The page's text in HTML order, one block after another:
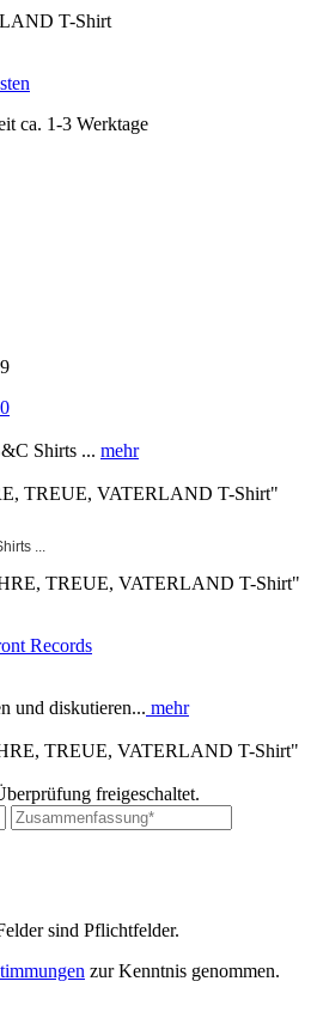
ca. 1-3 Werktage
0
Shirts ... mehr
TREUE, VATERLAND T-Shirt"
...
TREUE, VATERLAND T-Shirt"
Records
und diskutieren... mehr
TREUE, VATERLAND T-Shirt"
freigeschaltet.
sind Pflichtfelder.
zur Kenntnis genommen.